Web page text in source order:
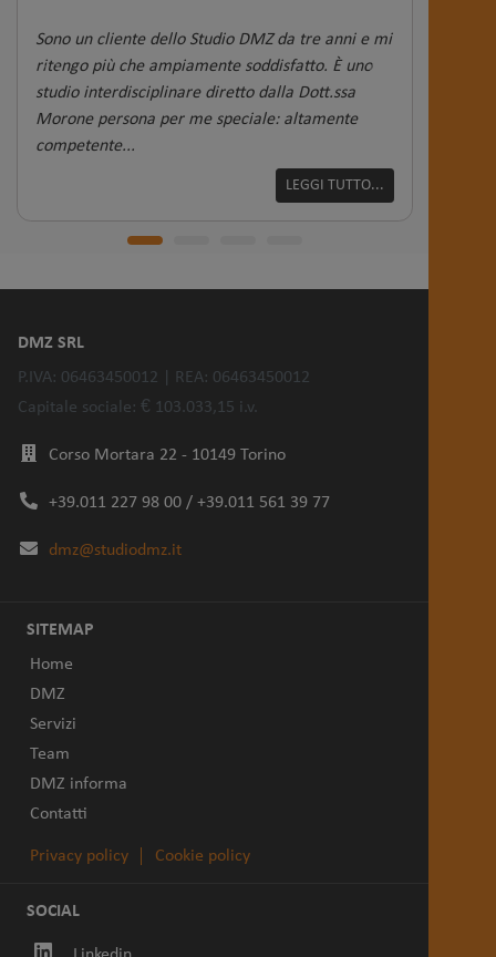
Sono un cliente dello Studio DMZ da tre anni e mi
ritengo più che ampiamente soddisfatto. È uno
studio interdisciplinare diretto dalla Dott.ssa
Morone persona per me speciale: altamente
competente...
LEGGI TUTTO...
DMZ SRL
P.IVA: 06463450012 | REA: 06463450012
Capitale sociale: € 103.033,15 i.v.
Corso Mortara 22 - 10149 Torino
+39.011 227 98 00 / +39.011 561 39 77
dmz@studiodmz.it
SITEMAP
Home
DMZ
Servizi
Team
DMZ informa
Contatti
Privacy policy Cookie policy
SOCIAL